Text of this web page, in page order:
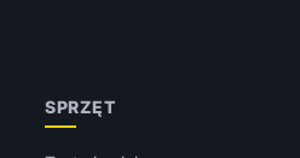
SPRZĘT